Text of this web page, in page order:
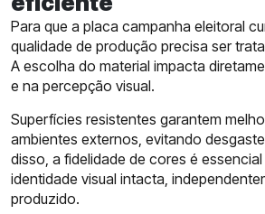
Para que a placa campanha eleitoral
qualidade de produção precisa ser
A escolha do material impacta
e na percepção visual.
Superfícies resistentes garantem
ambientes externos, evitando
disso, a fidelidade de cores é
identidade visual intacta,
produzido.